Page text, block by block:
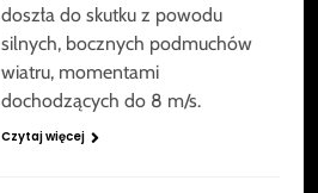
doszła do skutku z powodu
silnych, bocznych podmuchów
wiatru, momentami
dochodzących do 8 m/s.
Czytaj więcej